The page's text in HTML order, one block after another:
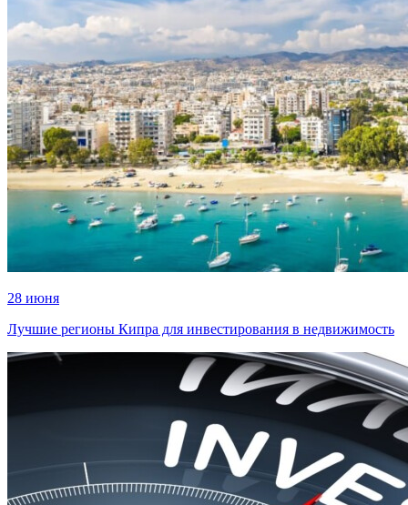
28 июня
Лучшие регионы Кипра для инвестирования в недвижимость